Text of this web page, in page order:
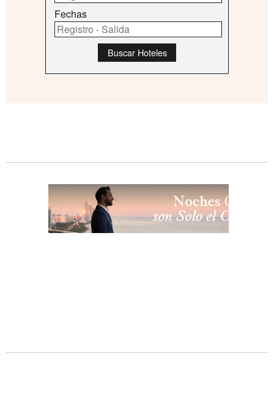
Fechas
Buscar Hoteles